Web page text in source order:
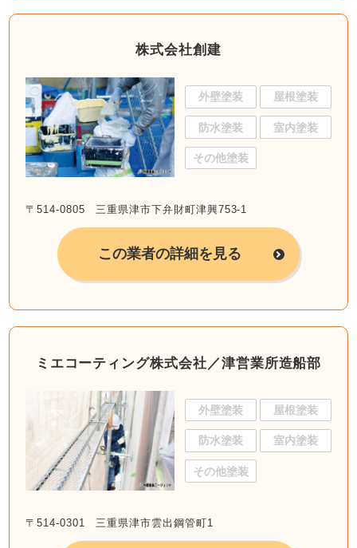
株式会社創建
外壁塗装 屋根塗装
防水塗装 室内塗装
その他塗装
〒514-0805 三重県津市下弁財町津興753-1
この業者の詳細を見る
ミエコーティング株式会社／津営業所造船部
外壁塗装 屋根塗装
防水塗装 室内塗装
その他塗装
〒514-0301 三重県津市雲出鋼管町1